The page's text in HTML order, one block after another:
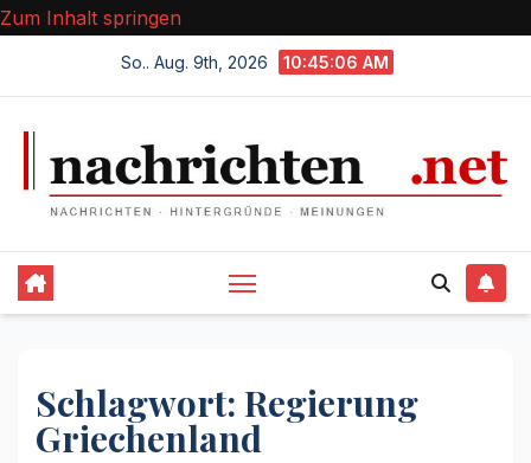
Zum Inhalt springen
So.. Aug. 9th, 2026 10:45:06 AM
Schlagwort: Regierung
Griechenland